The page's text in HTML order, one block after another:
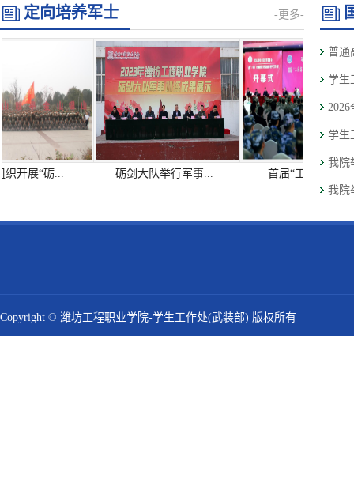
定向培养军士 -更多-
开展“砺... 砺剑大队举行军事... 首届“工匠杯”军...
普通
学生
学生
我院
我院
Copyright © 潍坊工程职业学院-学生工作处(武装部) 版权所有